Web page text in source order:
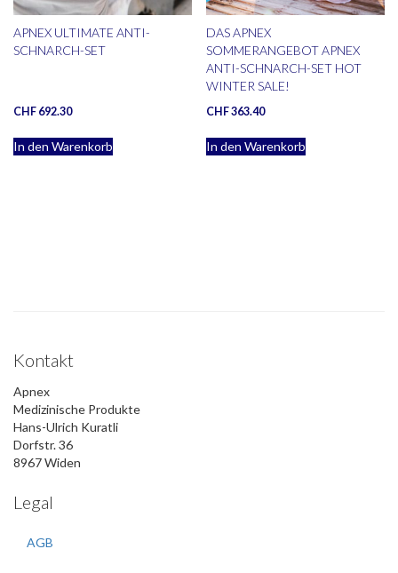
APNEX ULTIMATE ANTI-
SCHNARCH-SET
CHF 692.30
In den Warenkorb
DAS APNEX
SOMMERANGEBOT APNEX
ANTI-SCHNARCH-SET HOT
WINTER SALE!
CHF363.40
In den Warenkorb
Kontakt
Apnex
Medizinische Produkte
Hans-Ulrich Kuratli
Dorfstr. 36
8967 Widen
Legal
AGB